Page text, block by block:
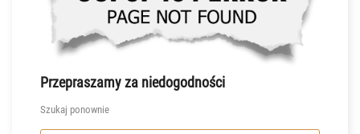
Przepraszamy za niedogodności
Szukaj ponownie